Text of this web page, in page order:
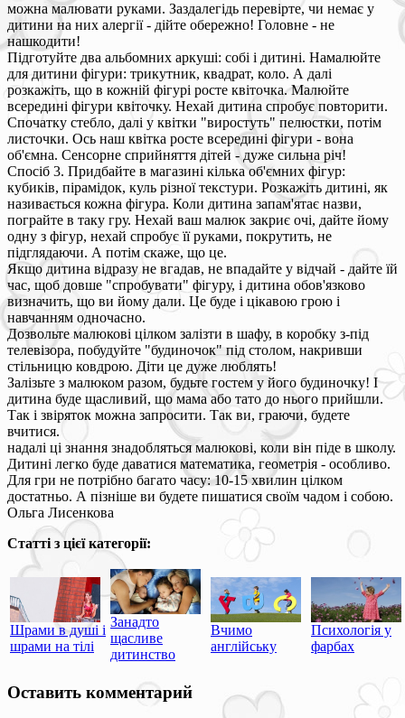
можна малювати руками. Заздалегідь перевірте, чи немає у
дитини на них алергії - дійте обережно! Головне - не
нашкодити!
Підготуйте два альбомних аркуші: собі і дитині. Намалюйте
для дитини фігури: трикутник, квадрат, коло. А далі
розкажіть, що в кожній фігурі росте квіточка. Малюйте
всередині фігури квіточку. Нехай дитина спробує повторити.
Спочатку стебло, далі у квітки "виростуть" пелюстки, потім
листочки. Ось наш квітка росте всередині фігури - вона
об'ємна. Сенсорне сприйняття дітей - дуже сильна річ!
Спосіб 3. Придбайте в магазині кілька об'ємних фігур:
кубиків, пірамідок, куль різної текстури. Розкажіть дитині, як
називається кожна фігура. Коли дитина запам'ятає назви,
пограйте в таку гру. Нехай ваш малюк закриє очі, дайте йому
одну з фігур, нехай спробує її руками, покрутить, не
підглядаючи. А потім скаже, що це.
Якщо дитина відразу не вгадав, не впадайте у відчай - дайте їй
час, щоб довше "спробувати" фігуру, і дитина обов'язково
визначить, що ви йому дали. Це буде і цікавою грою і
навчанням одночасно.
Дозвольте малюкові цілком залізти в шафу, в коробку з-під
телевізора, побудуйте "будиночок" під столом, накривши
стільницю ковдрою. Діти це дуже люблять!
Залізьте з малюком разом, будьте гостем у його будиночку! І
дитина буде щасливий, що мама або тато до нього прийшли.
Так і звіряток можна запросити. Так ви, граючи, будете
вчитися.
надалі ці знання знадобляться малюкові, коли він піде в школу.
Дитині легко буде даватися математика, геометрія - особливо.
Для гри не потрібно багато часу: 10-15 хвилин цілком
достатньо. А пізніше ви будете пишатися своїм чадом і собою.
Ольга Лисенкова
Статті з цієї категорії:
Шрами в душі і
шрами на тілі
Занадто
щасливе
дитинство
Вчимо
англійську
Психологія у
фарбах
Оставить комментарий